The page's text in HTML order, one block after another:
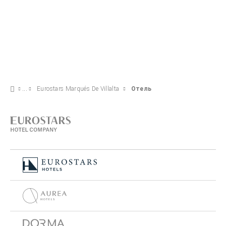
Eurostars Marqués De Villalta Отель